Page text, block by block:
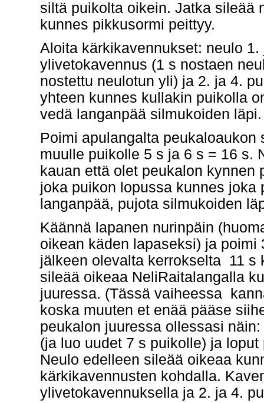
siltä puikolta oikein. Jatka sileää
kunnes pikkusormi peittyy.
Aloita kärkikavennukset: neulo
ylivetokavennus (1 s nostaen
nostettu neulotun yli) ja 2. ja 4.
yhteen kunnes kullakin puikolla
vedä langanpää silmukoiden
Poimi apulangalta
muulle puikolle 5 s ja 6 s = 16 s.
kauan että olet peukalon kynnen
joka puikon lopussa kunnes joka
langanpää, pujota silmukoiden
Käännä lapanen nurinpäin
oikean käden lapaseksi) ja poimi
jälkeen olevalta kerrokselta 11 s
sileää oikeaa NeliRaitalangalla
juuressa. (Tässä vaiheessa
koska muuten et enää pääse
peukalon juuressa ollessasi
(ja luo uudet 7 s puikolle) ja
Neulo edelleen sileää oikeaa
kärkikavennusten kohdalla.
ylivetokavennuksella ja 2. ja 4.